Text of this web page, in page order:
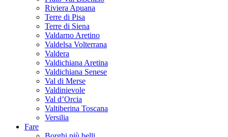
Riviera Apuana
Terre di Pisa
Terre di Siena
Valdarno Aretino
Valdelsa Volterrana
Valdera
Valdichiana Aretina
Valdichiana Senese
Val di Merse
Valdinievole
Val d’Orcia
Valtiberina Toscana
Versilia
Fare